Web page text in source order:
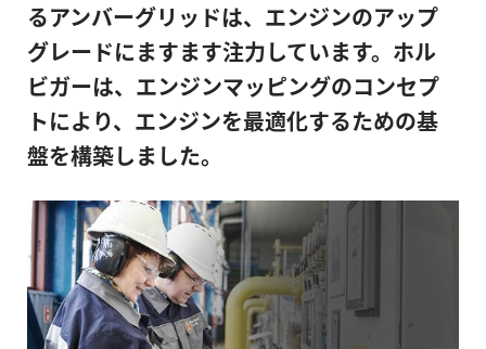
るアンバーグリッドは、エンジンのアップ
グレードにますます注力しています。ホル
ビガーは、エンジンマッピングのコンセプ
トにより、エンジンを最適化するための基
盤を構築しました。